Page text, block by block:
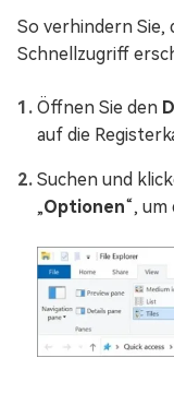
So verhindern Sie,
Schnellzugriff
Öffnen Sie den
auf die
Suchen und
„Optionen“,